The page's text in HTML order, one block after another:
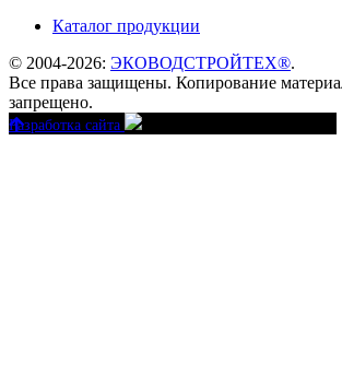
Каталог продукции
© 2004-2026: ЭКОВОДСТРОЙТЕХ®.
Все права защищены. Копирование
запрещено.
Разработка сайта